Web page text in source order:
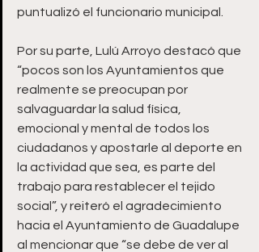
puntualizó el funcionario municipal.
Por su parte, Lulú Arroyo destacó que
“pocos son los Ayuntamientos que
realmente se preocupan por
salvaguardar la salud física,
emocional y mental de todos los
ciudadanos y apostarle al deporte en
la actividad que sea, es parte del
trabajo para restablecer el tejido
social”, y reiteró el agradecimiento
hacia el Ayuntamiento de Guadalupe
al mencionar que “se debe de ver al